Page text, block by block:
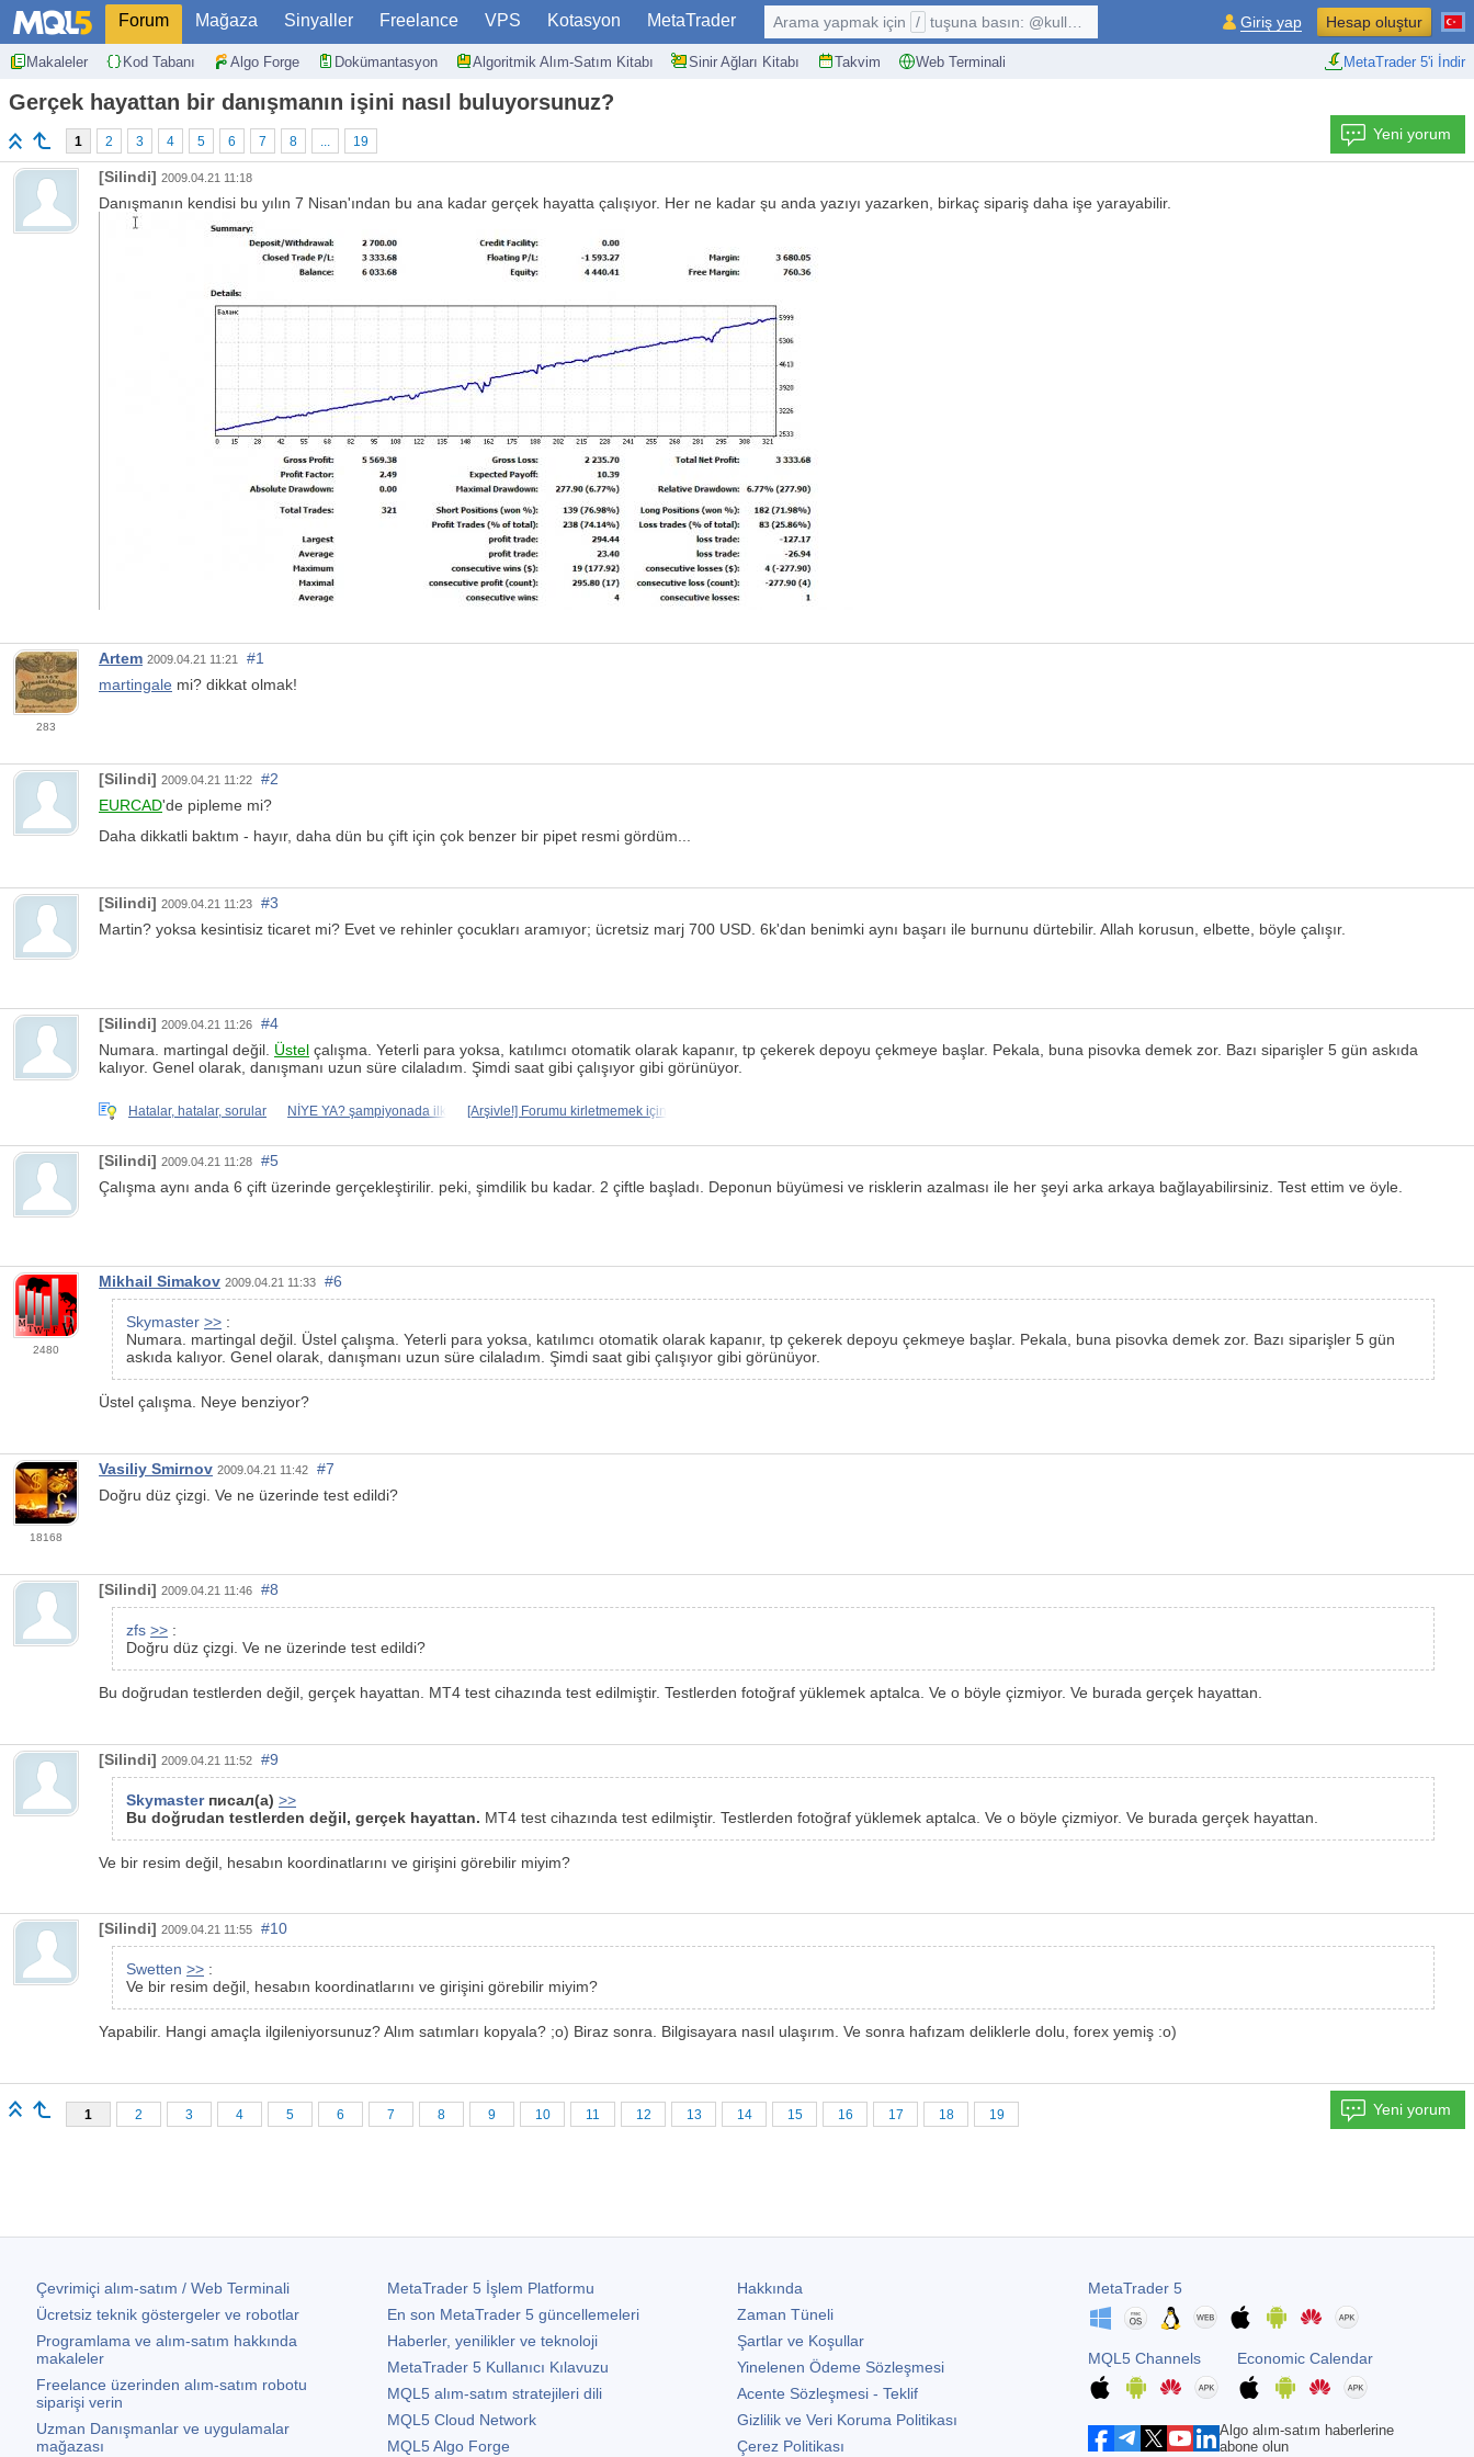
Forum Mağaza Sinyaller Freelance VPS Kotasyon MetaTrader
Makaleler Kod Tabanı Algo Forge Dokümantasyon Algoritmik Alım-Satım Kitabı Sinir Ağları Kitabı Takvim Web Terminali MetaTrader 5'i İndir
Arama yapmak için / tuşuna basın: @kullanıcı, $sembol, ... Giriş yap Hesap oluştur
Gerçek hayattan bir danışmanın işini nasıl buluyorsunuz?
1 2 3 4 5 6 7 8 ... 19 Yeni yorum
[Silindi] 2009.04.21 11:18
Danışmanın kendisi bu yılın 7 Nisan'ından bu ana kadar gerçek hayatta çalışıyor. Her ne kadar şu anda yazıyı yazarken, birkaç sipariş daha işe yarayabilir.
283
Artem 2009.04.21 11:21
#1
martingale mi? dikkat olmak!
[Silindi] 2009.04.21 11:22
#2
EURCAD'de pipleme mi?
Daha dikkatli baktım - hayır, daha dün bu çift için çok benzer bir pipet resmi gördüm...
[Silindi] 2009.04.21 11:23
#3
Martin? yoksa kesintisiz ticaret mi? Evet ve rehinler çocukları aramıyor; ücretsiz marj 700 USD. 6k'dan benimki aynı başarı ile burnunu dürtebilir. Allah korusun, elbette, böyle çalışır.
[Silindi] 2009.04.21 11:26
#4
Numara. martingal değil. Üstel çalışma. Yeterli para yoksa, katılımcı otomatik olarak kapanır, tp çekerek depoyu çekmeye başlar. Pekala, buna pisovka demek zor. Bazı siparişler 5 gün askıda
kalıyor. Genel olarak, danışmanı uzun süre cilaladım. Şimdi saat gibi çalışıyor gibi görünüyor.
Hatalar, hatalar, sorular NİYE YA? şampiyonada ilk [Arşivle!] Forumu kirletmemek için
[Silindi] 2009.04.21 11:28
#5
Çalışma aynı anda 6 çift üzerinde gerçekleştirilir. peki, şimdilik bu kadar. 2 çiftle başladı. Deponun büyümesi ve risklerin azalması ile her şeyi arka arkaya bağlayabilirsiniz. Test ettim ve öyle.
2480
Mikhail Simakov 2009.04.21 11:33 #6
Skymaster >> :
Numara. martingal değil. Üstel çalışma. Yeterli para yoksa, katılımcı otomatik olarak kapanır, tp çekerek depoyu çekmeye başlar. Pekala, buna pisovka demek zor. Bazı siparişler 5 gün
askıda kalıyor. Genel olarak, danışmanı uzun süre cilaladım. Şimdi saat gibi çalışıyor gibi görünüyor.
Üstel çalışma. Neye benziyor?
18168
Vasiliy Smirnov 2009.04.21 11:42
#7
Doğru düz çizgi. Ve ne üzerinde test edildi?
[Silindi] 2009.04.21 11:46 #8
zfs >> :
Doğru düz çizgi. Ve ne üzerinde test edildi?
Bu doğrudan testlerden değil, gerçek hayattan. MT4 test cihazında test edilmiştir. Testlerden fotoğraf yüklemek aptalca. Ve o böyle çizmiyor. Ve burada gerçek hayattan.
[Silindi] 2009.04.21 11:52 #9
Skymasterписал(а) >>
Bu doğrudan testlerden değil, gerçek hayattan. MT4 test cihazında test edilmiştir. Testlerden fotoğraf yüklemek aptalca. Ve o böyle çizmiyor. Ve burada gerçek hayattan.
Ve bir resim değil, hesabın koordinatlarını ve girişini görebilir miyim?
[Silindi] 2009.04.21 11:55 #10
Swetten >> :
Ve bir resim değil, hesabın koordinatlarını ve girişini görebilir miyim?
Yapabilir. Hangi amaçla ilgileniyorsunuz? Alım satımları kopyala? ;o) Biraz sonra. Bilgisayara nasıl ulaşırım. Ve sonra hafızam deliklerle dolu, forex yemiş :o)
1 2 3 4 5 6 7 8 9 10 11 12 13 14 15 16 17 18 19 Yeni yorum
Çevrimiçi alım-satım / Web Terminali
Ücretsiz teknik göstergeler ve robotlar
Programlama ve alım-satım hakkında
makaleler
Freelance üzerinden alım-satım robotu
siparişi verin
Uzman Danışmanlar ve uygulamalar
mağazası
MetaTrader 5İşlem Platformu
En son MetaTrader 5güncellemeleri
Haberler, yenilikler ve teknoloji
MetaTrader 5Kullanıcı Kılavuzu
MQL5 alım-satım stratejileri dili
MQL5 Cloud Network
MQL5 Algo Forge
Hakkında
Zaman Tüneli
Şartlar ve Koşullar
Yinelenen Ödeme Sözleşmesi
Acente Sözleşmesi - Teklif
Gizlilik ve Veri Koruma Politikası
Çerez Politikası
MetaTrader 5
MQL5 Channels Economic Calendar
Algo alım-satım haberlerine
abone olun